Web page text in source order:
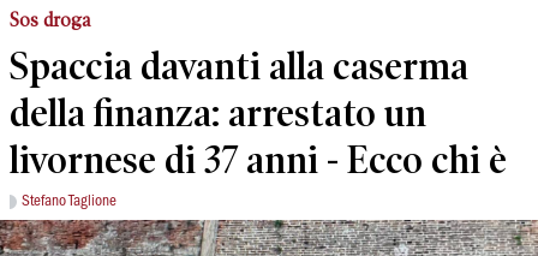
Sos droga
Spaccia davanti alla caserma
della finanza: arrestato un
livornese di 37 anni - Ecco chi è
Stefano Taglione